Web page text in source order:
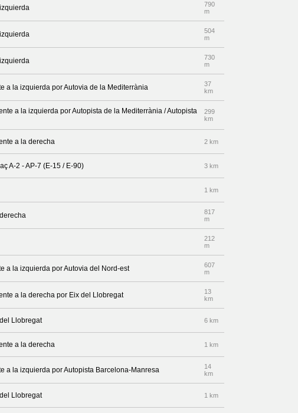
790
m
504
m
730
m
a la izquierda por Autovia de la Mediterrània
37
km
a la izquierda por Autopista de la Mediterrània / Autopista
299
km
a la derecha 2 km
A-2 - AP-7 (E-15 / E-90) 3 km
1 km
817
m
212
m
a la izquierda por Autovia del Nord-est
607
m
a la derecha por Eix del Llobregat
13
km
Llobregat 6 km
a la derecha 1 km
a la izquierda por Autopista Barcelona-Manresa
14
km
Llobregat 1 km